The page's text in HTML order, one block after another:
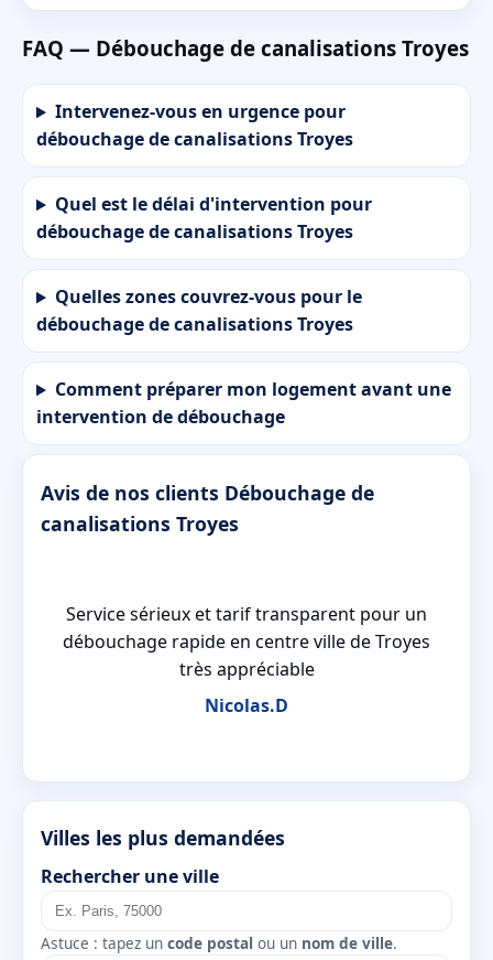
FAQ — Débouchage de canalisations Troyes
Intervenez-vous en urgence pour
débouchage de canalisations Troyes
Quel est le délai d'intervention pour
débouchage de canalisations Troyes
Quelles zones couvrez-vous pour le
débouchage de canalisations Troyes
Comment préparer mon logement avant une
intervention de débouchage
Avis de nos clients Débouchage de
canalisations Troyes
Service sérieux et tarif transparent pour un
débouchage rapide en centre ville de Troyes
très appréciable
Nicolas.D
Villes les plus demandées
Rechercher une ville
Astuce : tapez un code postal ou un nom de ville.